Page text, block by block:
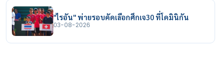
"ไรอัน" พ่ายรอบคัดเลือกศึกเจ30 ที่โดมินิกัน
03-08-2026